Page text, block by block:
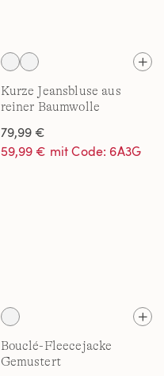
Kurze Jeansbluse aus
reiner Baumwolle
79,99 €
59,99 € mit Code: 6A3G
Bouclé-Fleecejacke
Gemustert